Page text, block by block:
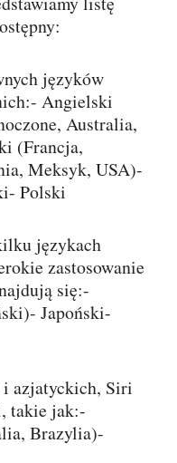
Angielski
Australia,
(Francja,
Meksyk, USA)-
Polski
zastosowanie
się:-
Japoński-
takie jak:-
Brazylia)-